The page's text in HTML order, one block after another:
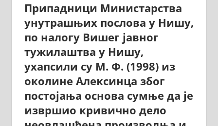
Припадници Министарства
унутрашњих послова у Нишу,
по налогу Вишег јавног
тужилаштва у Нишу,
ухапсили су М. Ф. (1998) из
околине Алексинца због
постојања основа сумње да је
извршио кривично дело